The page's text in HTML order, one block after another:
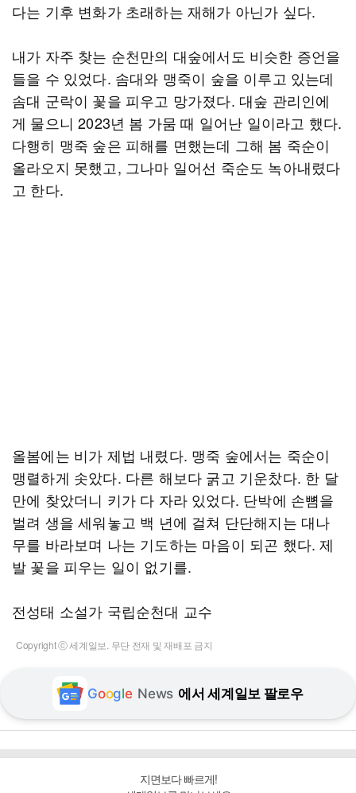
다는 기후 변화가 초래하는 재해가 아닌가 싶다.
내가 자주 찾는 순천만의 대숲에서도 비슷한 증언을
들을 수 있었다. 솜대와 맹죽이 숲을 이루고 있는데
솜대 군락이 꽃을 피우고 망가졌다. 대숲 관리인에
게 물으니 2023년 봄 가뭄 때 일어난 일이라고 했다.
다행히 맹죽 숲은 피해를 면했는데 그해 봄 죽순이
올라오지 못했고, 그나마 일어선 죽순도 녹아내렸다
고 한다.
올봄에는 비가 제법 내렸다. 맹죽 숲에서는 죽순이
맹렬하게 솟았다. 다른 해보다 굵고 기운찼다. 한 달
만에 찾았더니 키가 다 자라 있었다. 단박에 손뼘을
벌려 생을 세워놓고 백 년에 걸쳐 단단해지는 대나
무를 바라보며 나는 기도하는 마음이 되곤 했다. 제
발 꽃을 피우는 일이 없기를.
전성태 소설가 국립순천대 교수
Copyright ⓒ 세계일보. 무단 전재 및 재배포 금지
Google News 에서 세계일보 팔로우
지면보다 빠르게!